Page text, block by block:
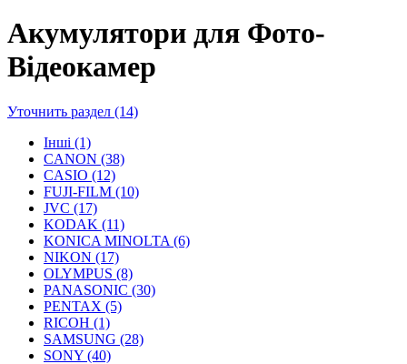
Акумулятори для Фото-
Відеокамер
Уточнить раздел (14)
Інші (1)
CANON (38)
CASIO (12)
FUJI-FILM (10)
JVC (17)
KODAK (11)
KONICA MINOLTA (6)
NIKON (17)
OLYMPUS (8)
PANASONIC (30)
PENTAX (5)
RICOH (1)
SAMSUNG (28)
SONY (40)